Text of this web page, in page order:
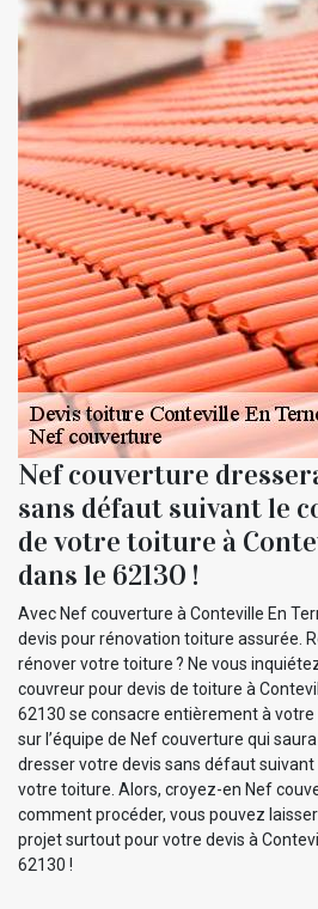
Nef couverture
sans défaut suivant le
de votre toiture à
dans le 62130 !
Avec Nef couverture à Conteville En
devis pour rénovation toiture assurée.
rénover votre toiture ? Ne vous
couvreur pour devis de toiture à
62130 se consacre entièrement à
sur l’équipe de Nef couverture qui
dresser votre devis sans défaut
votre toiture. Alors, croyez-en Nef
comment procéder, vous pouvez
projet surtout pour votre devis à
62130 !